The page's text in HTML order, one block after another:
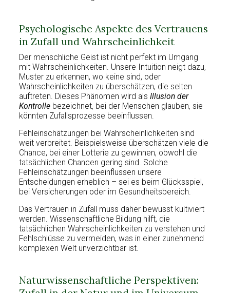
Psychologische Aspekte des Vertrauens
in Zufall und Wahrscheinlichkeit
Der menschliche Geist ist nicht perfekt im Umgang
mit Wahrscheinlichkeiten. Unsere Intuition neigt dazu,
Muster zu erkennen, wo keine sind, oder
Wahrscheinlichkeiten zu überschätzen, die selten
auftreten. Dieses Phänomen wird als Illusion der
Kontrollebezeichnet, bei der Menschen glauben, sie
könnten Zufallsprozesse beeinflussen.
Fehleinschätzungen bei Wahrscheinlichkeiten sind
weit verbreitet. Beispielsweise überschätzen viele die
Chance, bei einer Lotterie zu gewinnen, obwohl die
tatsächlichen Chancen gering sind. Solche
Fehleinschätzungen beeinflussen unsere
Entscheidungen erheblich – sei es beim Glücksspiel,
bei Versicherungen oder im Gesundheitsbereich.
Das Vertrauen in Zufall muss daher bewusst kultiviert
werden. Wissenschaftliche Bildung hilft, die
tatsächlichen Wahrscheinlichkeiten zu verstehen und
Fehlschlüsse zu vermeiden, was in einer zunehmend
komplexen Welt unverzichtbar ist.
Naturwissenschaftliche Perspektiven: